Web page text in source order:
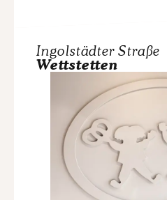
Ingolstädter Straße
Wettstetten